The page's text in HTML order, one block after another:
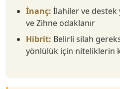
İnanç: İlahiler ve
ve Zihne odaklanır
Hibrit: Belirli silah
yönlülük için niteliklerin